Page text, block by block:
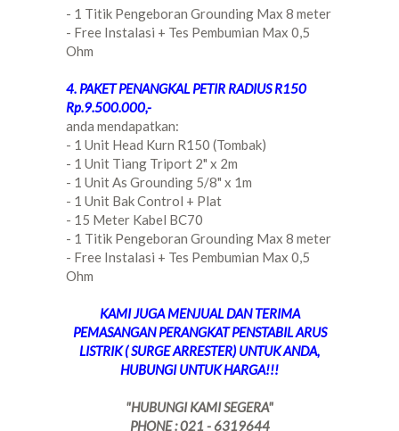
- 1 Titik Pengeboran Grounding Max 8 meter
- Free Instalasi + Tes Pembumian Max 0,5
Ohm
4. PAKET PENANGKAL PETIR RADIUS R150
Rp.9.500.000,-
anda mendapatkan:
- 1 Unit Head Kurn R150 (Tombak)
- 1 Unit Tiang Triport 2" x 2m
- 1 Unit As Grounding 5/8" x 1m
- 1 Unit Bak Control + Plat
- 15 Meter Kabel BC70
- 1 Titik Pengeboran Grounding Max 8 meter
- Free Instalasi + Tes Pembumian Max 0,5
Ohm
KAMI JUGA MENJUAL DAN TERIMA
PEMASANGAN PERANGKAT PENSTABIL ARUS
LISTRIK ( SURGE ARRESTER) UNTUK ANDA,
HUBUNGI UNTUK HARGA!!!
"HUBUNGI KAMI SEGERA"
PHONE : 021 - 6319644